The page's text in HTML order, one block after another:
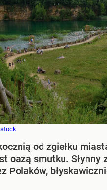
od zgiełku
oazą smutku. Słynny
Polaków,